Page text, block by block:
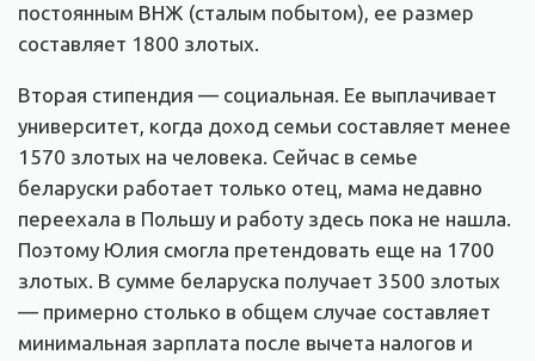
постоянным ВНЖ (сталым побытом), ее размер
составляет 1800 злотых.
Вторая стипендия — социальная. Ее выплачивает
университет, когда доход семьи составляет менее
1570 злотых на человека. Сейчас в семье
беларуски работает только отец, мама недавно
переехала в Польшу и работу здесь пока не нашла.
Поэтому Юлия смогла претендовать еще на 1700
злотых. В сумме беларуска получает 3500 злотых
— примерно столько в общем случае составляет
минимальная зарплата после вычета налогов и